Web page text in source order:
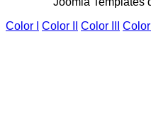
Color I
Color II Color III